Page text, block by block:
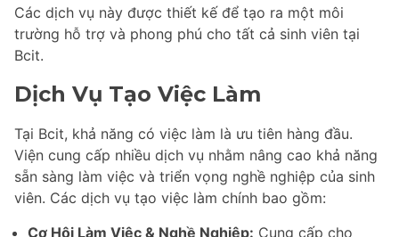
Các dịch vụ này được thiết kế để tạo ra một môi
trường hỗ trợ và phong phú cho tất cả sinh viên tại
Bcit.
Dịch Vụ Tạo Việc Làm
Tại Bcit, khả năng có việc làm là ưu tiên hàng đầu.
Viện cung cấp nhiều dịch vụ nhằm nâng cao khả năng
sẵn sàng làm việc và triển vọng nghề nghiệp của sinh
viên. Các dịch vụ tạo việc làm chính bao gồm:
Cơ Hội Làm Việc & Nghề Nghiệp: Cung cấp cho